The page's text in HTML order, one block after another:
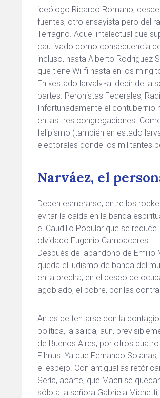
ideólogo Ricardo Romano,
fuentes, otro ensayista pero del
Terragno. Aquel intelectual que
cautivado como consecuencia
incluso, hasta Alberto Rodríguez
que tiene Wi-fi hasta en los
En «estado larval» -al decir de la
partes. Peronistas Federales,
Infortunadamente el
en las tres congregaciones.
felipismo (también en estado
electorales donde los militantes
Narváez, el
Deben esmerarse, entre los
evitar la caída en la banda
el Caudillo Popular que se
olvidado Eugenio Cambaceres.
Después del abandono de Emilio
queda el ludismo de banca del
en la brecha, en el deseo de
agobiado, el pobre, por las
Antes de tentarse con la
política, la salida, aún,
de Buenos Aires, por otros
Filmus. Ya que Fernando
el espejo. Con antiguallas
Sería, aparte, que Macri se
sólo a la señora Gabriela